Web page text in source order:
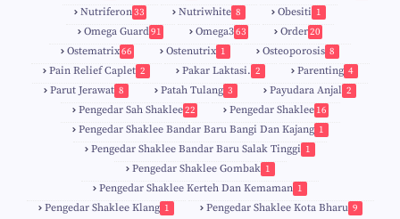
Nutriferon33 Nutriwhite 8 Obesiti 1
Omega Guard91 Omega363 Order20
Ostematrix66 Ostenutrix 1 Osteoporosis 8
Pain Relief Caplet 2 Pakar Laktasi. 2 Parenting 4
Parut Jerawat 8 Patah Tulang 3 Payudara Anjal 2
Pengedar Sah Shaklee22
9
Pengedar Shaklee 16
5
Pengedar Shaklee Bandar Baru Bangi Dan Kajang 1
Pengedar Shaklee Bandar Baru Salak Tinggi 1
Pengedar Shaklee Gombak 1
Pengedar Shaklee Kerteh Dan Kemaman 1
Pengedar Shaklee Klang 1 Pengedar Shaklee Kota Bharu 9